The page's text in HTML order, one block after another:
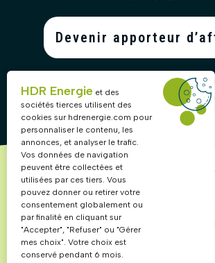
Devenir apporteur
Recommandez nos solutions
gagnez des commissions sans
Lancez ou accélérez votre
Devenir
HDR Energie et des
sociétés tierces utilisent des
cookies sur hdrenergie.com pour
personnaliser le contenu, les
annonces, et analyser le trafic.
Vos données de navigation
peuvent être collectées et
utilisées par ces tiers. Vous
pouvez donner ou retirer votre
consentement globalement ou
par finalité en cliquant sur
"Accepter", "Refuser" ou "Gérer
mes choix". Votre choix est
conservé pendant 6 mois.